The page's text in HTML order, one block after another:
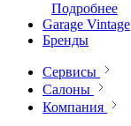
Подробнее
Garage Vintage
Бренды
Сервисы
Салоны
Компания